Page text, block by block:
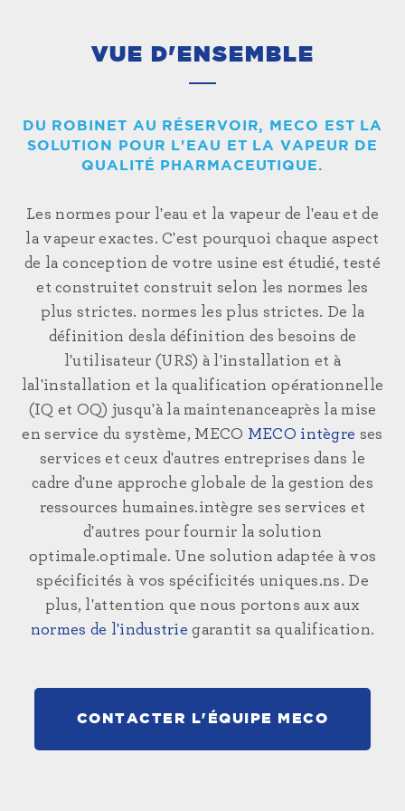
VUE D'ENSEMBLE
DU ROBINET AU RÉSERVOIR, MECO EST LA
SOLUTION POUR L'EAU ET LA VAPEUR DE
QUALITÉ PHARMACEUTIQUE.
Les normes pour l'eau et la vapeur de l'eau et de
la vapeurexactes. C'est pourquoi chaque aspect
de la conception de votre usine est étudié, testé
et construitet construit selon les normes les
plus strictes. normes les plus strictes. De la
définition desla définition des besoins de
l'utilisateur(URS) à l'installation et à
lal'installation et la qualification opérationnelle
(IQ et OQ) jusqu'à la maintenanceaprès la mise
en service du système, MECO MECO intègre ses
services et ceux d'autres entreprises dans le
cadre d'une approche globale de la gestion des
ressources humaines.intègre ses services et
d'autres pour fournir la solution
optimale.optimale. Une solution adaptée à vos
spécificités à vos spécificités uniques.ns. De
plus, l'attention que nous portons auxaux
normes de l'industrie garantit sa qualification.
CONTACTER L'ÉQUIPE MECO